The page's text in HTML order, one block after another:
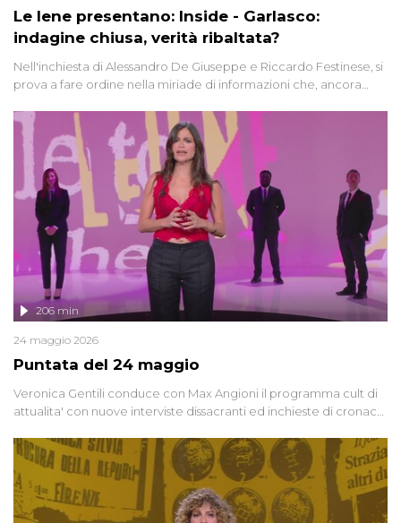
Le Iene presentano: Inside - Garlasco:
indagine chiusa, verità ribaltata?
Nell'inchiesta di Alessandro De Giuseppe e Riccardo Festinese, si
prova a fare ordine nella miriade di informazioni che, ancora
giudiziarie più discusse degli ultimi anni. Lo speciale ricostruisce la
vicenda mettendo in fila testimonianze, errori, dettagli
controversi e i protagonisti di un'indagine che sembra non avere
fine.
Puntata del 24 maggio
206 min
24 maggio 2026
Veronica Gentili conduce con Max Angioni il programma cult di
attualita' con nuove interviste dissacranti ed inchieste di cronaca